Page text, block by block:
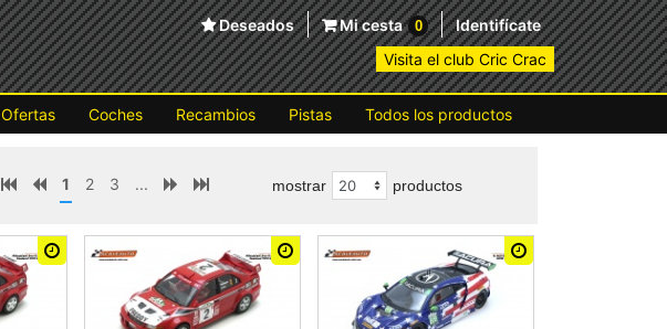
Deseados Mi cesta 0
Identifícate
Visita el club Cric Crac
Ofertas Coches Recambios Pistas Todos los productos
1 2 3 ... mostrar productos